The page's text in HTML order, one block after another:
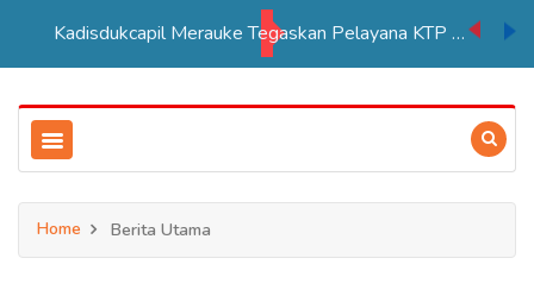
Kadisdukcapil Merauke Tegaskan Pelayana KTP Sesuai SOP
Home Berita Utama